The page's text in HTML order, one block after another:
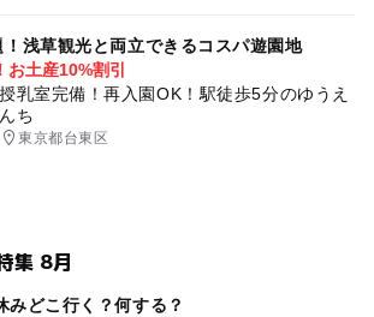
浅草観光と両立できるコスパ遊園地
お土産10%割引
授乳室完備！再入園OK！駅徒歩5分のゆうえ
んち
東京都台東区
集 8月
みどこ行く？何する？